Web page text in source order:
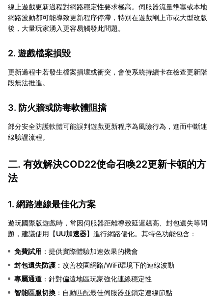
線上遊戲更新過程對網路穩定性要求極高。伺服器流量壅塞或本地
網路波動都可能導致更新程序停滯，特別在遊戲剛上市或大型改版
後，大量玩家湧入更容易觸發此問題。
2. 遊戲檔案損毀
更新過程中若發生檔案損壞或衝突，會使系統持續卡在檢查更新階
段無法推進。
3. 防火牆或防毒軟體阻擋
部分安全防護軟體可能誤判遊戲更新程序為風險行為，進而中斷連
線驗證流程。
二. 有效解決COD22使命召喚22更新卡頓的方
法
1. 網路連線最佳化方案
遊玩國際版遊戲時，常因伺服器距離導致延遲飆高、封包遺失等問
題，建議使用【UU加速器】進行網路優化。其特色功能包含：
免費試用 ：提供實際體驗加速效果的機會
封包遺失防護 ：改善校園網路/WiFi環境下的連線波動
專屬通道 ：針對偏遠地區玩家強化連線穩定性
智能區服切換 ：自動匹配最佳伺服器並鎖定連線節點